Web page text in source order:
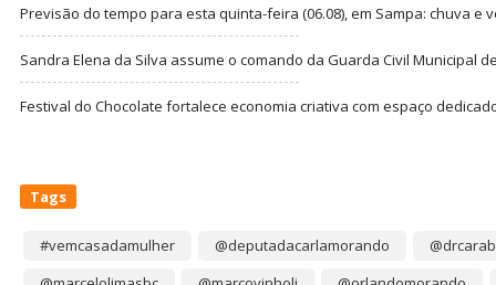
Previsão do tempo para esta quinta-feira (06.08), em Sampa: chuva e
Sandra Elena da Silva assume o comando da Guarda Civil Municipal
Festival do Chocolate fortalece economia criativa com espaço
Tags
#vemcasadamulher @deputadacarlamorando